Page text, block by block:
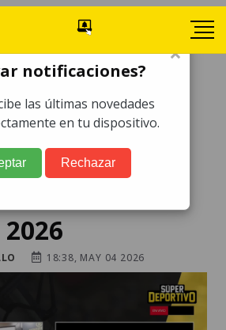
Lo que
llaves de
final del
18:38, MAY 04 2026
×
notificaciones?
las últimas novedades
en tu dispositivo.
Rechazar